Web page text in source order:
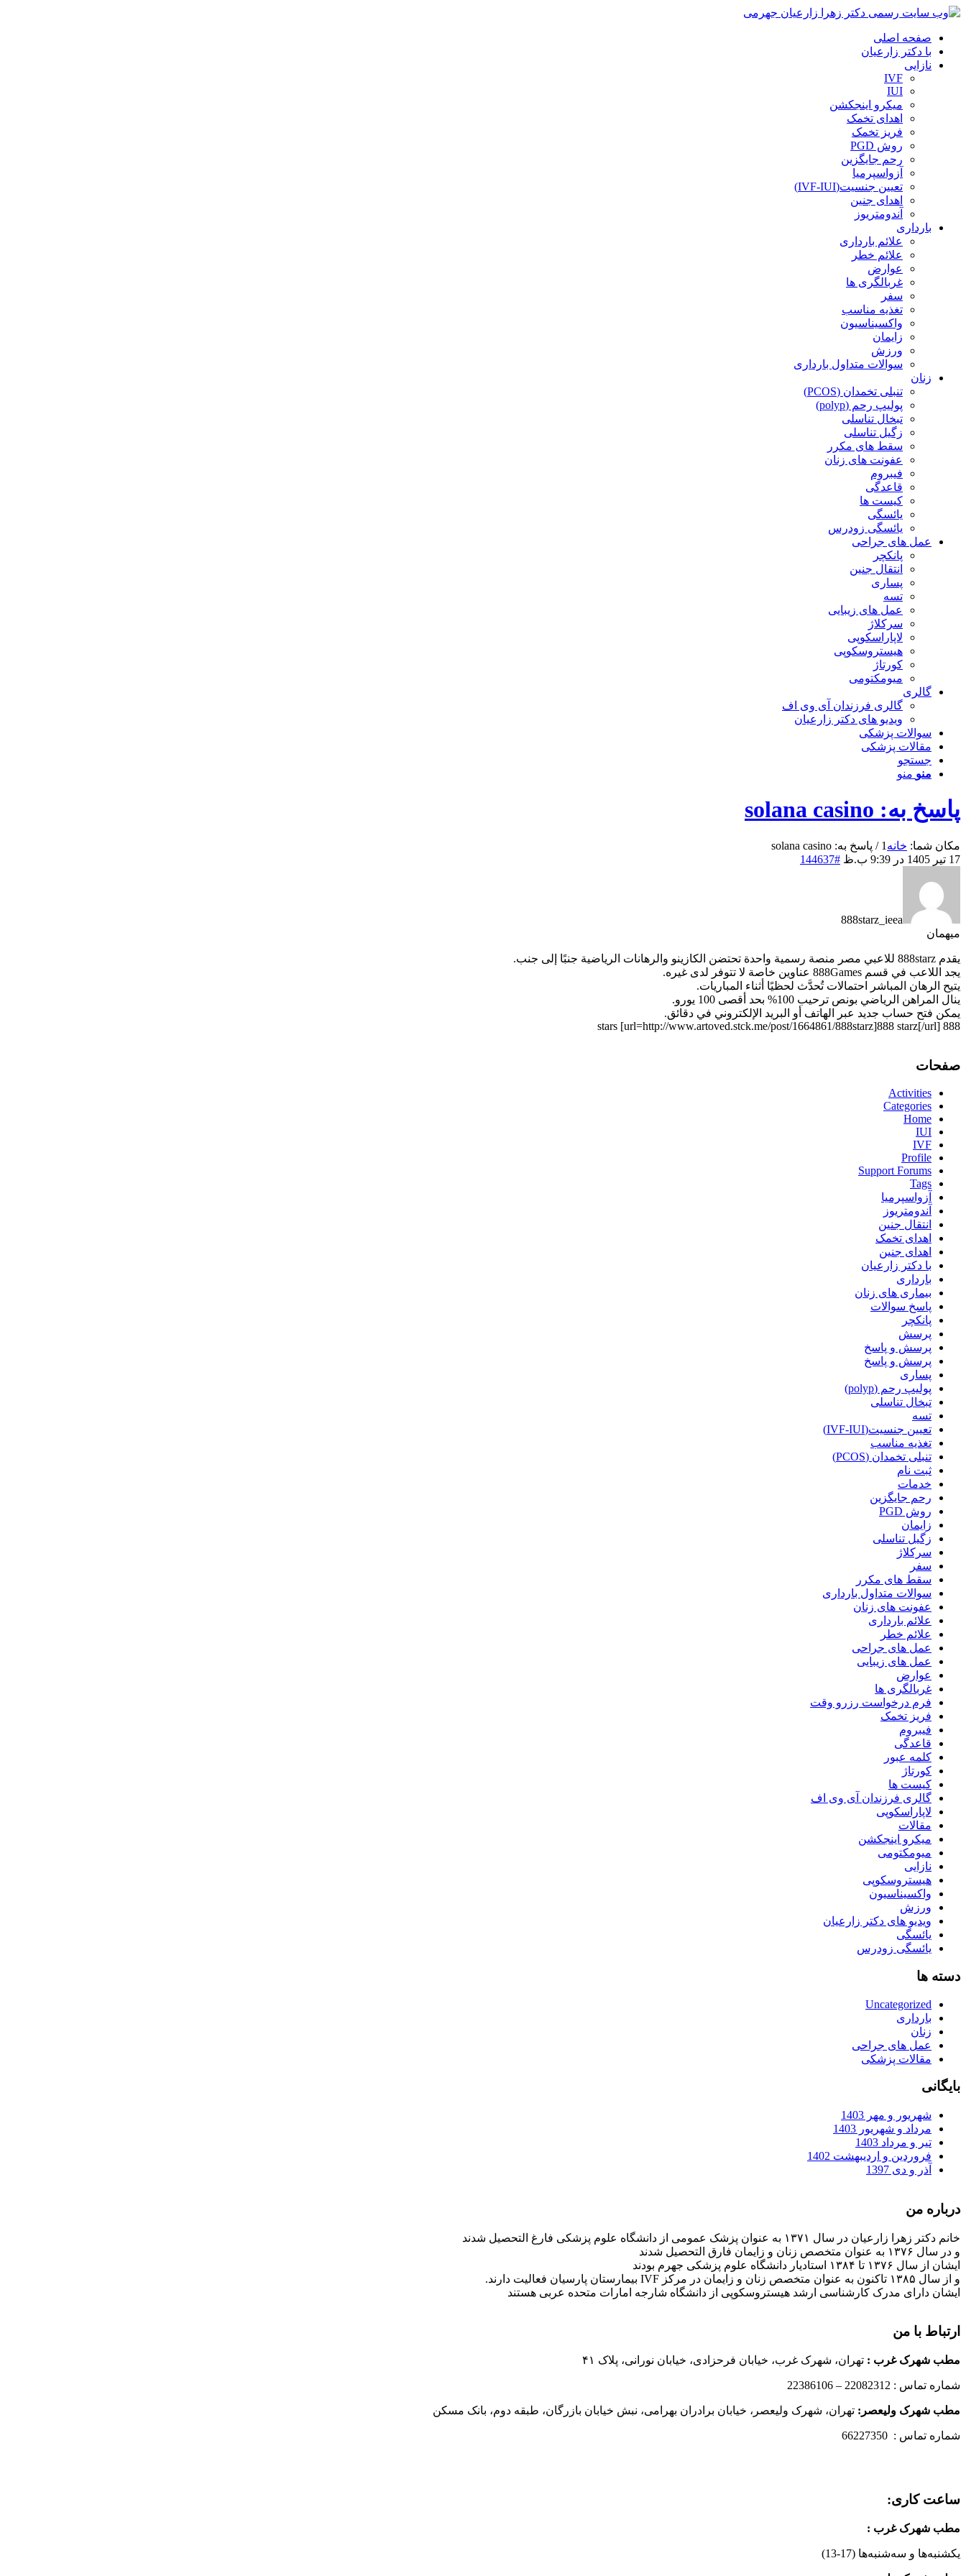
صفحه اصلی
با دکتر زارعیان
نازایی
IVF
IUI
میکرو اینجکشن
اهدای تخمک
فریز تخمک
روش PGD
رحم جایگزین
آزواسپرمیا
تعیین جنسیت(IVF-IUI)
اهدای جنین
آندومتریوز
بارداری
علائم بارداری
علائم خطر
عوارض
غربالگری ها
سفر
تغذیه مناسب
واکسیناسیون
زایمان
ورزش
سوالات متداول بارداری
زنان
تنبلی تخمدان (PCOS)
پولیپ رحم (polyp)
تبخال تناسلی
زگیل تناسلی
سقط های مکرر
عفونت های زنان
فیبروم
قاعدگی
کیست ها
یائسگی
یائسگی زودرس
عمل های جراحی
پانکچر
انتقال جنین
پساری
تسه
عمل های زیبایی
سرکلاژ
لاپاراسکوپی
هیستروسکوپی
کورتاژ
میومکتومی
گالری
گالری فرزندان آی وی اف
ویدیو های دکتر زارعیان
سوالات پزشکی
مقالات پزشکی
جستجو
منو منو
پاسخ به: solana casino
مکان شما: خانه 1
/ پاسخ به: solana casino
17 تیر 1405 در 9:39 ب.ظ
#144637
888starz_ieea
میهمان
يقدم 888starz للاعبي مصر منصة رسمية واحدة تحتضن الكازينو والرهانات الرياضية جنبًا إلى جنب.
يجد اللاعب في قسم 888Games عناوين خاصة لا تتوفر لدى غيره.
يتيح الرهان المباشر احتمالات تُحدَّث لحظيًا أثناء المباريات.
ينال المراهن الرياضي بونص ترحيب 100% بحد أقصى 100 يورو.
يمكن فتح حساب جديد عبر الهاتف أو البريد الإلكتروني في دقائق.
888 stars [url=http://www.artoved.stck.me/post/1664861/888starz]888 starz[/url]
صفحات
Activities
Categories
Home
IUI
IVF
Profile
Support Forums
Tags
آزواسپرمیا
آندومتریوز
انتقال جنین
اهدای تخمک
اهدای جنین
با دکتر زارعیان
بارداری
بیماری های زنان
پاسخ سوالات
پانکچر
پرسش
پرسش و پاسخ
پرسش و پاسخ
پساری
پولیپ رحم (polyp)
تبخال تناسلی
تسه
تعیین جنسیت(IVF-IUI)
تغذیه مناسب
تنبلی تخمدان (PCOS)
ثبت نام
خدمات
رحم جایگزین
روش PGD
زایمان
زگیل تناسلی
سرکلاژ
سفر
سقط های مکرر
سوالات متداول بارداری
عفونت های زنان
علائم بارداری
علائم خطر
عمل های جراحی
عمل های زیبایی
عوارض
غربالگری ها
فرم درخواست رزرو وقت
فریز تخمک
فیبروم
قاعدگی
کلمه عبور
کورتاژ
کیست ها
گالری فرزندان آی وی اف
لاپاراسکوپی
مقالات
میکرو اینجکشن
میومکتومی
نازایی
هیستروسکوپی
واکسیناسیون
ورزش
ویدیو های دکتر زارعیان
یائسگی
یائسگی زودرس
دسته ها
Uncategorized
بارداری
زنان
عمل های جراحی
مقالات پزشکی
بایگانی
شهریور و مهر 1403
مرداد و شهریور 1403
تیر و مرداد 1403
فروردین و اردیبهشت 1402
آذر و دی 1397
درباره من
خانم دکتر زهرا زارعیان در سال ۱۳۷۱ به عنوان پزشک عمومی از دانشگاه علوم پزشکی فارغ التحصیل شدند
و در سال ۱۳۷۶ به عنوان متخصص زنان و زایمان فارق التحصیل شدند
ایشان از سال ۱۳۷۶ تا ۱۳۸۴ استادیار دانشگاه علوم پزشکی جهرم بودند
و از سال ۱۳۸۵ تاکنون به عنوان متخصص زنان و زایمان در مرکز IVF بیمارستان پارسیان فعالیت دارند.
ایشان دارای مدرک کارشناسی ارشد هیستروسکوپی از دانشگاه شارجه امارات متحده عربی هستند
ارتباط با من
مطب شهرک غرب : تهران، شهرک غرب، خیابان فرحزادی، خیابان نورانی، پلاک ۴۱
شماره تماس : 22082312 – 22386106
مطب شهرک ولیعصر: تهران، شهرک ولیعصر، خیابان برادران بهرامی، نبش خیابان بازرگان، طبقه دوم، بانک مسکن
شماره تماس : 66227350
ساعت کاری:
مطب شهرک غرب :
یکشنبه‌ها و سه‌شنبه‌ها (17-13)